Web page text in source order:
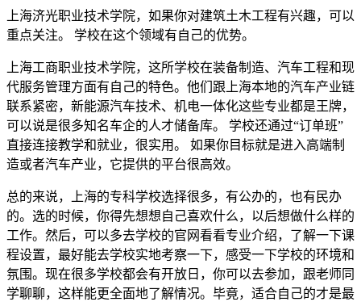
上海济光职业技术学院，如果你对建筑土木工程有兴趣，可以
重点关注。 学校在这个领域有自己的优势。
上海工商职业技术学院，这所学校在装备制造、汽车工程和现
代服务管理方面有自己的特色。他们跟上海本地的汽车产业链
联系紧密，新能源汽车技术、机电一体化这些专业都是王牌，
可以说是很多知名车企的人才储备库。 学校还通过“订单班”
直接连接教学和就业，很实用。 如果你目标就是进入高端制
造或者汽车产业，它提供的平台很高效。
总的来说，上海的专科学校选择很多，有公办的，也有民办
的。选的时候，你得先想想自己喜欢什么，以后想做什么样的
工作。然后，可以多去学校的官网看看专业介绍，了解一下课
程设置，最好能去学校实地考察一下，感受一下学校的环境和
氛围。现在很多学校都会有开放日，你可以去参加，跟老师同
学聊聊，这样能更全面地了解情况。毕竟，适合自己的才是最